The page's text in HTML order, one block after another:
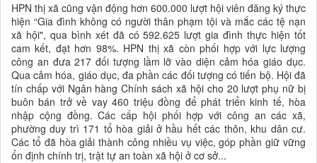
HPN thị xã cũng vận động hơn 600.000 lượt hội viên đăng ký thực
hiện “Gia đình không có người thân phạm tội và mắc các tệ nạn
xã hội", qua bình xét đã có 592.625 lượt gia đình thực hiện tốt
cam kết, đạt hơn 98%. HPN thị xã còn phối hợp với lực lượng
công an đưa 217 đối tượng lầm lỡ vào diện cảm hóa giáo dục.
Qua cảm hóa, giáo dục, đa phần các đối tượng có tiến bộ. Hội đã
tín chấp với Ngân hàng Chính sách xã hội cho 20 lượt phụ nữ bị
buôn bán trở về vay 460 triệu đồng để phát triển kinh tế, hòa
nhập cộng đồng. Các cấp hội phối hợp với công an các xã,
phường duy trì 171 tổ hòa giải ở hầu hết các thôn, khu dân cư.
Các tổ đã hòa giải thành công nhiều vụ việc, góp phần giữ vững
ổn định chính trị, trật tự an toàn xã hội ở cơ sở...